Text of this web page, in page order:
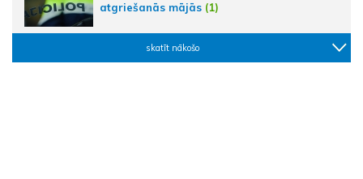
atgriešanās mājās (1)
skatīt nākošo